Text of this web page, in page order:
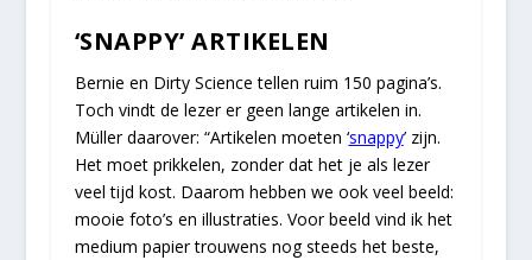
‘SNAPPY’ ARTIKELEN
Bernie en Dirty Science tellen ruim 150 pagina’s.
Toch vindt de lezer er geen lange artikelen in.
Müller daarover: “Artikelen moeten ‘snappy’ zijn.
Het moet prikkelen, zonder dat het je als lezer
veel tijd kost. Daarom hebben we ook veel beeld:
mooie foto’s en illustraties. Voor beeld vind ik het
medium papier trouwens nog steeds het beste,